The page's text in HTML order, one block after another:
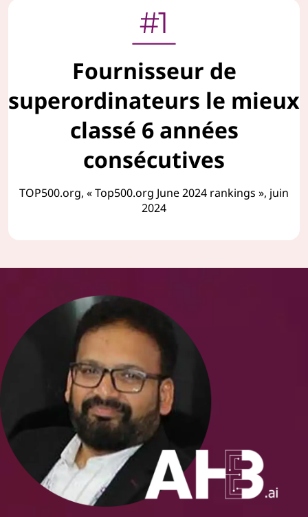
Fournisseur de
superordinateurs le mieux
classé 6 années
consécutives
TOP500.org, « Top500.org June 2024 rankings », juin
2024